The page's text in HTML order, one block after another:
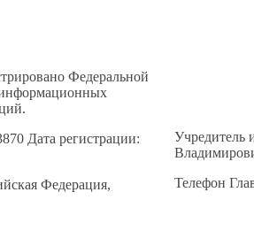
Федеральной
информационных
Дата регистрации:
Федерация,
Учредитель
Телефон